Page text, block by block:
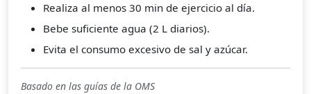
Realiza al menos 30 min de ejercicio al día.
Bebe suficiente agua (2 L diarios).
Evita el consumo excesivo de sal y azúcar.
Basado en las guías de la OMS